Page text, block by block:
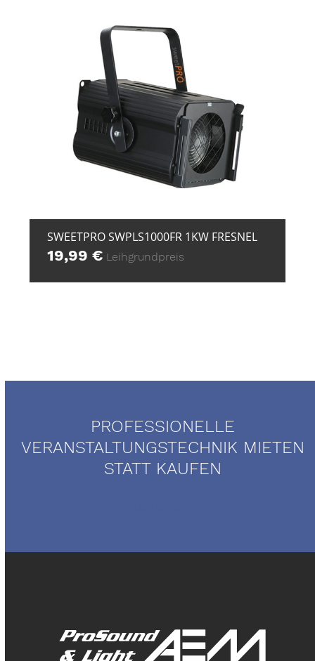
SWEETPRO SWPLS1000FR 1KW FRESNEL
19,99€ Leihgrundpreis
PROFESSIONELLE
VERANSTALTUNGSTECHNIK MIETEN
STATT KAUFEN